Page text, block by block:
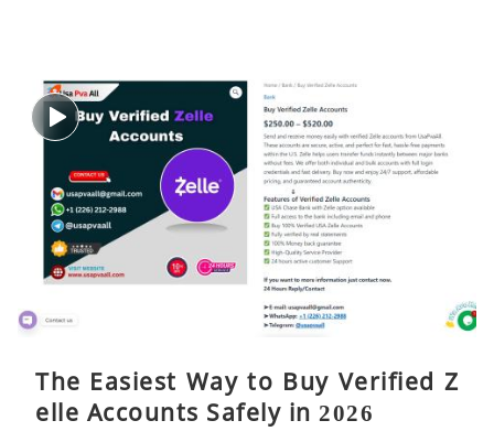
The Easiest Way to Buy Verified Z
elle Accounts Safely in 2026